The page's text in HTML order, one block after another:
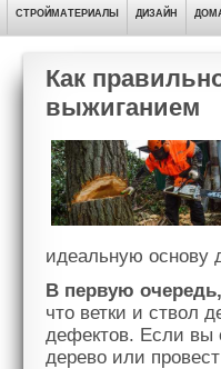
СТРОЙМАТЕРИАЛЫ ДИЗАЙН
Как
выжиганием
идеальную основу
В первую
что ветки и ствол
дефектов. Если вы
дерево или